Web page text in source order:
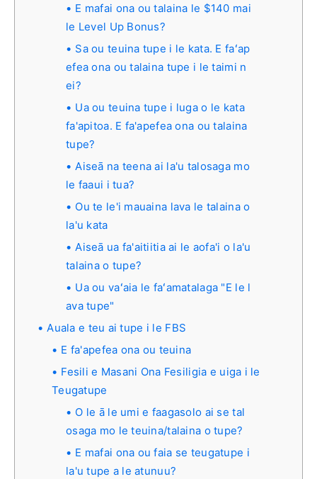
E mafai ona ou talaina le $140 mai
le Level Up Bonus?
Sa ou teuina tupe i le kata. E faʻap
efea ona ou talaina tupe i le taimi n
ei?
Ua ou teuina tupe i luga o le kata
fa'apitoa. E fa'apefea ona ou talaina
tupe?
Aiseā na teena ai la'u talosaga mo
le faaui i tua?
Ou te le'i mauaina lava le talaina o
la'u kata
Aiseā ua fa'aitiitia ai le aofa'i o la'u
talaina o tupe?
Ua ou vaʻaia le faʻamatalaga "E le l
ava tupe"
Auala e teu ai tupe i le FBS
E fa'apefea ona ou teuina
Fesili e Masani Ona Fesiligia e uiga i le
Teugatupe
O le ā le umi e faagasolo ai se tal
osaga mo le teuina/talaina o tupe?
E mafai ona ou faia se teugatupe i
la'u tupe a le atunuu?